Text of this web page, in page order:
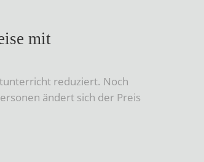
mit
reduziert. Noch
ändert sich der Preis